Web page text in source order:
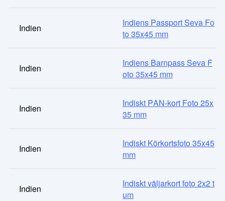
Indien
Indiens Passport Seva Fo
to 35x45 mm
Indien
Indiens Barnpass Seva F
oto 35x45 mm
Indien
Indiskt PAN-kort Foto 25x
35 mm
Indien
Indiskt Körkortsfoto 35x45
mm
Indien
Indiskt väljarkort foto 2x2 t
um